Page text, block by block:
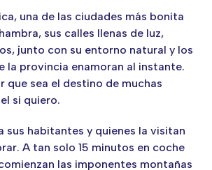
una de las ciudades más bonita
sus calles llenas de luz,
junto con su entorno natural y los
la provincia enamoran al instante.
que sea el destino de muchas
si quiero.
sus habitantes y quienes la visitan
A tan solo 15 minutos en coche
las imponentes montañas